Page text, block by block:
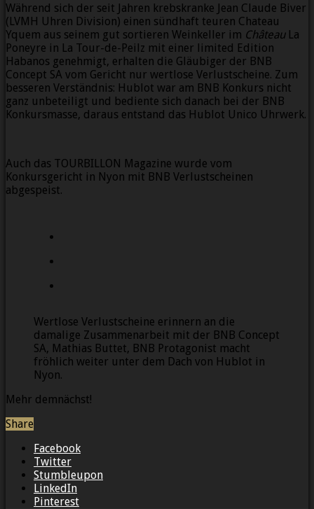
Während sich der seit Jahren krebskranke Jean Claude Biver
(LVMH Uhren Division) einen sündhaft teuren Chateau
Yquem aus seinem gut sortieren Weinkeller im ChâteauLa
Poneyre in La Tour-de-Peilz mit einer limited Edition
Habanos genehmigt, erhalten die Gläubiger der BNB
Concept SA vom Gericht nur wertlose Verlustscheine. Zum
besseren Verständnis: Hublot war am BNB Konkurs nicht
ganz unbeteiligt und bediente sich danach bei der BNB
Konkursmasse, daraus entstand das Hublot Unico Uhrwerk.
Auch das TOURBILLON Magazine wurde vom
Konkursgericht in Nyon mit BNB Verlustscheinen
abgespeist.
Wertlose Verlustscheine erinnern an die
damalige Zusammenarbeit mit der BNB Concept
SA, Mathias Buttet, BNB Protagonist macht
fröhlich weiter unter dem Dach von Hublot in
Nyon.
Mehr demnächst!
Share
Facebook
Twitter
Stumbleupon
LinkedIn
Pinterest